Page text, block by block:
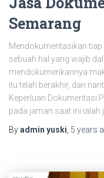
Semarang
Mendokumentasikan
sebuah hal yang wajib
mendokumenkannya
itu telah berakhir, dan
Keperluan Dokumentasi
pada jaman saat ini ialah
Byadmin yuski 5 years